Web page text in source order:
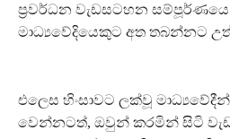
ප්‍රවර්ධන වැඩසටහන
මාධ්‍යවේදියෙකුට අත තබන්නට
එලෙස හිංසාවට ලක්වූ
වෙන්නටත්, ඔවුන් කරමින් සිටි